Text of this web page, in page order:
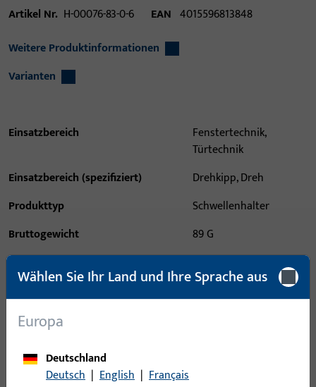
Artikel Nr. H-00076-83-0-6 EAN 4015596813848
Weitere Produktinformationen
Varianten
Einsatzbereich
Fenstertechnik,
Türtechnik
Einsatzbereich (spezifiziert)
Drehkipp, Dreh
Produkttyp
Schwellenhalter
Bruttogewicht
89 G
Verpackungseinheit
5 PAA
Bitte melden Sie sich mit Ihren Kundendaten an um eine
Wählen Sie Ihr Land und Ihre Sprache aus
Europa
Deutschland
Deutsch | English | Français